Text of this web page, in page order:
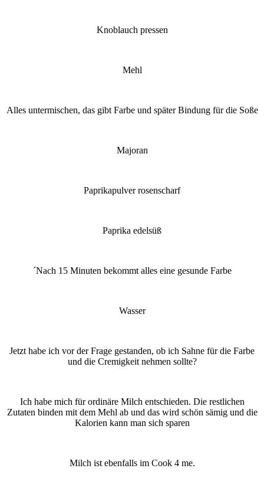
Knoblauch pressen
Mehl
Alles untermischen, das gibt Farbe und später Bindung für die Soße
Majoran
Paprikapulver rosenscharf
Paprika edelsüß
´Nach 15 Minuten bekommt alles eine gesunde Farbe
Wasser
Jetzt habe ich vor der Frage gestanden, ob ich Sahne für die Farbe
und die Cremigkeit nehmen sollte?
Ich habe mich für ordinäre Milch entschieden. Die restlichen
Zutaten binden mit dem Mehl ab und das wird schön sämig und die
Kalorien kann man sich sparen
Milch ist ebenfalls im Cook 4 me.